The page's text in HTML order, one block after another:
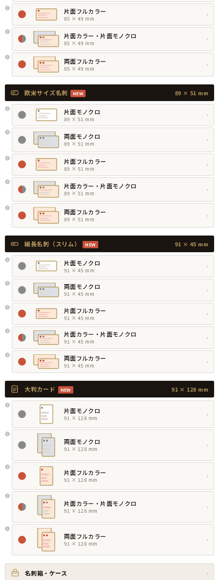
片面フルカラー
85 × 49 mm
›
片面カラー・片面モノクロ
85 × 49 mm
›
両面フルカラー
85 × 49 mm
›
欧米サイズ名刺 NEW 89 × 51 mm
片面モノクロ
89 × 51 mm
›
両面モノクロ
89 × 51 mm
›
片面フルカラー
89 × 51 mm
›
片面カラー・片面モノクロ
89 × 51 mm
›
両面フルカラー
89 × 51 mm
›
細長名刺（スリム） NEW 91 × 45 mm
片面モノクロ
91 × 45 mm
›
両面モノクロ
91 × 45 mm
›
片面フルカラー
91 × 45 mm
›
片面カラー・片面モノクロ
91 × 45 mm
›
両面フルカラー
91 × 45 mm
›
大判カード NEW 91 × 128 mm
片面モノクロ
91 × 128 mm
›
両面モノクロ
91 × 128 mm
›
片面フルカラー
91 × 128 mm
›
片面カラー・片面モノクロ
91 × 128 mm
›
両面フルカラー
91 × 128 mm
›
名刺箱・ケース ›